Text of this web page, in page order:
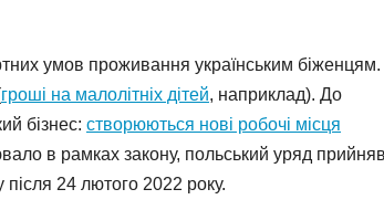
умов проживання українським біженцям.
гроші на малолітніх дітей, наприклад). До
бізнес: створюються нові робочі місця
в рамках закону, польський уряд прийняв
після 24 лютого 2022 року.